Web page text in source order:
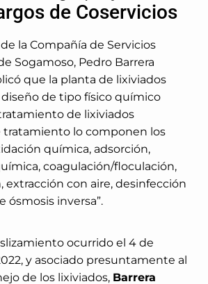
de Coservicios
la Compañía de Servicios
Sogamoso, Pedro Barrera
que la planta de lixiviados
de tipo físico químico
de lixiviados
tratamiento lo componen los
química, adsorción,
coagulación/floculación,
extracción con aire, desinfección
ósmosis inversa”.
ocurrido el 4 de
y asociado presuntamente al
de los lixiviados, Barrera